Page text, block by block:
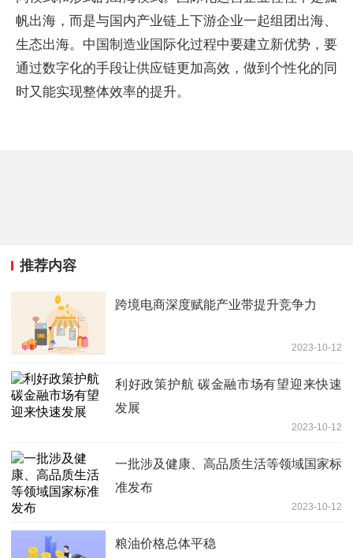
帆出海，而是与国内产业链上下游企业一起组团出海、
生态出海。中国制造业国际化过程中要建立新优势，要
通过数字化的手段让供应链更加高效，做到个性化的同
时又能实现整体效率的提升。
推荐内容
跨境电商深度赋能产业带提升竞争力
2023-10-12
利好政策护航 碳金融市场有望迎来快速
发展
2023-10-12
一批涉及健康、高品质生活等领域国家标
准发布
2023-10-12
粮油价格总体平稳